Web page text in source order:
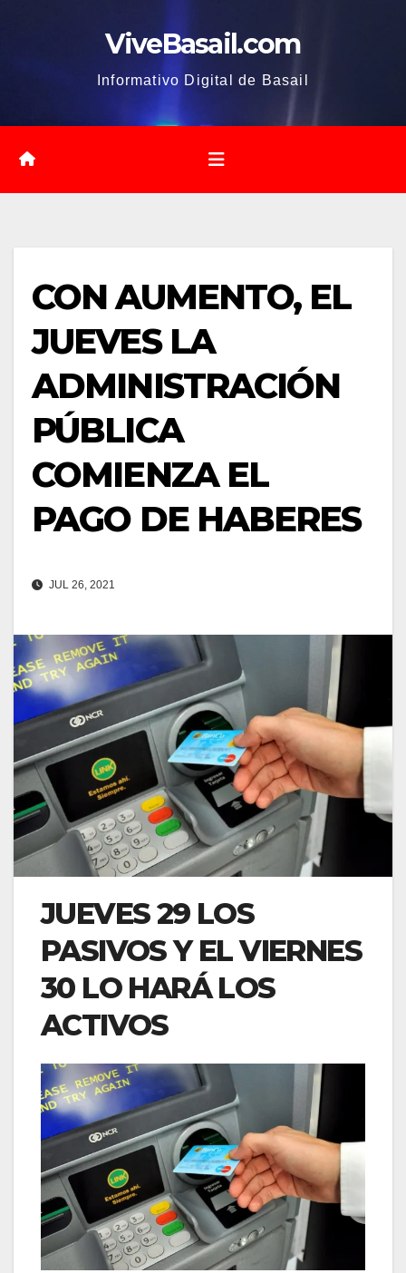
ViveBasail.com
Informativo Digital de Basail
CON AUMENTO, EL
JUEVES LA
ADMINISTRACIÓN
PÚBLICA
COMIENZA EL
PAGO DE HABERES
JUL 26, 2021
JUEVES 29 LOS
PASIVOS Y EL VIERNES
30 LO HARÁ LOS
ACTIVOS